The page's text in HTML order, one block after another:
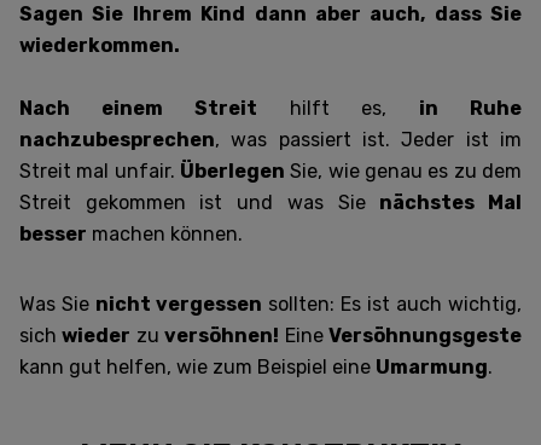
Sagen Sie Ihrem Kind dann aber auch, dass Sie
wiederkommen.
Nach einem Streit hilft es, in Ruhe
nachzubesprechen, was passiert ist. Jeder ist im
Streit mal unfair. Überlegen Sie, wie genau es zu dem
Streit gekommen ist und was Sie nächstes Mal
besser machen können.
Was Sie nicht vergessen sollten: Es ist auch wichtig,
sichwieder zuversöhnen! EineVersöhnungsgeste
kann gut helfen, wie zum Beispiel eine Umarmung.